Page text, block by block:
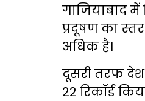
गाजियाबाद
प्रदूषण का स्तर
अधिक है।
दूसरी तरफ
22 रिकॉर्ड